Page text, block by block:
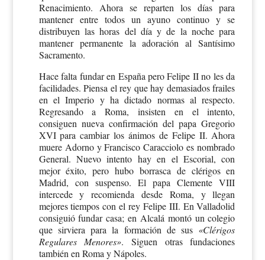
Renacimiento. Ahora se reparten los días para
mantener entre todos un ayuno continuo y se
distribuyen las horas del día y de la noche para
mantener permanente la adoración al Santísimo
Sacramento.
Hace falta fundar en España pero Felipe II no les da
facilidades. Piensa el rey que hay demasiados frailes
en el Imperio y ha dictado normas al respecto.
Regresando a Roma, insisten en el intento,
consiguen nueva confirmación del papa Gregorio
XVI para cambiar los ánimos de Felipe II. Ahora
muere Adorno y Francisco Caracciolo es nombrado
General. Nuevo intento hay en el Escorial, con
mejor éxito, pero hubo borrasca de clérigos en
Madrid, con suspenso. El papa Clemente VIII
intercede y recomienda desde Roma, y llegan
mejores tiempos con el rey Felipe III. En Valladolid
consiguió fundar casa; en Alcalá montó un colegio
que sirviera para la formación de sus «Clérigos
Regulares Menores». Siguen otras fundaciones
también en Roma y Nápoles.